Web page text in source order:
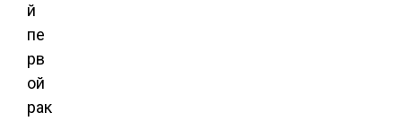
й
пе
рв
ой
рак